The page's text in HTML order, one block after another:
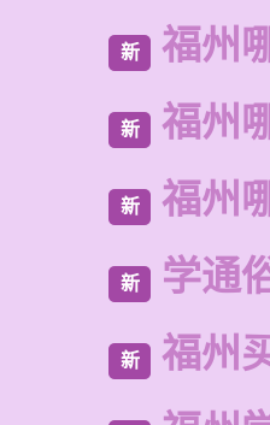
新 福州
新 福州
新 福州
新 学通
新 福州